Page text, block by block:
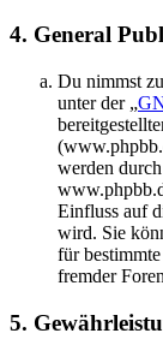
4. General
Du nimmst
unter der „
werden
Einfluss auf
wird. Sie
für
fremder
5.